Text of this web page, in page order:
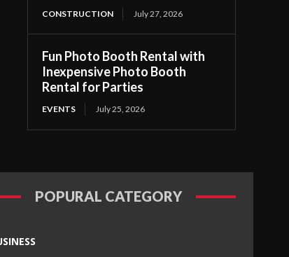
CONSTRUCTION July 27, 2026
Fun Photo Booth Rental with
Inexpensive Photo Booth
Rental for Parties
EVENTS July 25, 2026
POPURAL CATEGORY